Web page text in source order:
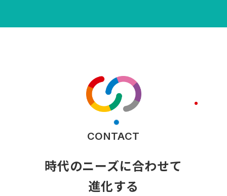
CONTACT
時代のニーズに合わせて
進化する